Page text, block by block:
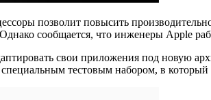
позволит повысить
сообщается, что инженеры Apple
свои приложения под новую
специальным тестовым набором, в